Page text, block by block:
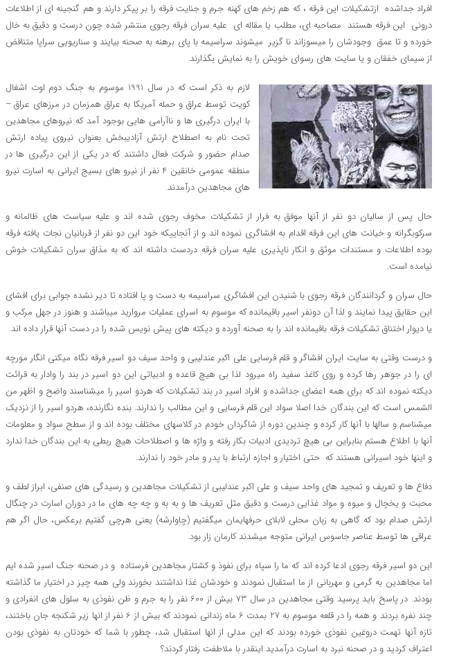
افراد جداشده ازتشکیلات این فرقه ، که هم زخم های کهنه جرم و جنایت فرقه را بر پیکر دارند و هم گنجینه ای از اطلاعات
درونی این فرقه هستند مصاحبه ای، مطلب یا مقاله ای علیه سران فرقه رجوی منتشر شده چون درست و دقیق به خال
خورده و تا عمق وجودشان را میسوزاند نا گزیر میشوند سراسیمه با پای برهنه به صحنه بیایند و سناریویی سراپا متناقض
از سیمای خفقان و یا سایت های رسوای خویش را به نمایش بگذارند.
لازم به ذکر است که در سال 1991 موسوم به جنگ دوم اوت اشغال
کویت توسط عراق و حمله آمریکا به عراق همزمان در مرزهای عراق –
با ایران درگیری ها و ناآرامی هایی بوجود آمد که نیروهای مجاهدین
تحت نام به اصطلاح ارتش آزادیبخش بعنوان نیروی پیاده ارتش
صدام حضور و شرکت فعال داشتند که در یکی از این درگیری ها در
منطقه عمومی خانقین 4 نفر از نیرو های بسیج ایرانی به اسارت نیرو
های مجاهدین درآمدند.
حال پس از سالیان دو نفر از آنها موفق به فرار از تشکیلات مخوف رجوی شده اند و علیه سیاست های ظالمانه و
سرکوبگرانه و خیانت های این فرقه اقدام به افشاگری نموده اند و از آنجاییکه خود این دو نفر از قربانیان نجات یافته فرقه
بوده اطلاعات و مستندات موثق و انکار ناپذیری علیه سران فرقه دردست داشته اند که به مذاق سران تشکیلات خوش
نیامده است.
حال سران و گردانندگان فرقه رجوی با شنیدن این افشاگری سراسیمه به دست و پا افتاده تا دیر نشده جوابی برای افشای
این حقایق پیدا نمایند و لذا آن دونفر اسیر باقیمانده که موسوم به اسرای عملیات مروارید میباشند و هنوز در جهل مرکب و
یا دیوار اختناق تشکیلات فرقه باقیمانده اند را به صحنه آورده و دیکته های پیش نویس شده را در دست آنها قرار داده اند.
و درست وقتی به سایت ایران افشاگر و قلم فرسایی علی اکبر عندلیبی و واحد سیف دو اسیر فرقه نگاه میکنی انگار مورچه
ای را در جوهر رها کرده و روی کاغذ سفید راه میرود لذا بی هیچ قاعده و ادبیاتی این دو اسیر در بند را وادار به قرائت
دیکته نموده اند که برای همه اعضای جداشده و افراد اسیر در بند تشکیلات که هردو اسیر را میشناسند واضح و اظهر من
الشمس است که این بندگان خدا اصلا سواد این قلم فرسایی و این مطالب را ندارند. بنده نگارنده، هردو اسیر را از نزدیک
میشناسم و سالها با آنها کار کرده و چندین دوره از شاگردان خودم در کلاسهای مختلف بوده اند و از سطح سواد و معلومات
آنها با اطلاع هستم بنابراین بی هیچ تردیدی ادبیات بکار رفته و واژه ها و اصطلاحات هیچ ربطی به این بندگان خدا ندارد
و اینها خود اسیرانی هستند که حتی اختیار و اجازه ارتباط با پدر و مادر خود را ندارند.
دفاع ها و تعریف و تمجید های واحد سیف و علی اکبر عندلیبی از تشکیلات مجاهدین و رسیدگی های صنفی، ابراز لطف و
محبت و یخچال و میوه و مواد غذایی درست و دقیق مثل تعریف ها و به به و چه چه های ما در دوران اسارت در چنگال
ارتش صدام بود که گاهی به زبان محلی لابلای حرفهایمان میگفتیم (چاوارشه) یعنی هرچی گفتیم برعکس، حال اگر هم
عراقی ها توسط عناصر جاسوس ایرانی متوجه میشدند کارمان زار بود.
این دو اسیر فرقه رجوی ادعا کرده اند که ما را سپاه برای نفوذ و کشتار مجاهدین فرستاده و در صحنه جنگ اسیر شده ایم
اما مجاهدین به گرمی و مهربانی از ما استقبال نمودند و خودشان غذا نداشتند بخورند ولی همه چیز در اختیار ما گذاشته
بودند. در پاسخ باید پرسید وقتی مجاهدین در سال 73 بیش از 600 نفر را به جرم و ظن نفوذی به سلول های انفرادی و
چند نفره بردند و همه را در قلعه موسوم به 27 بمدت 6 ماه زندانی نمودند که بیش از 6 نفر از انها زیر شکنجه جان باختند،
تازه آنها تهمت دروغین نفوذی خورده بودند که این مدلی از انها استقبال شد، چطور با شما که خودتان به نفوذی بودن
اعتراف کردید و در صحنه نبرد به اسارت درآمدید اینقدر با ملاطفت رفتار کردند؟